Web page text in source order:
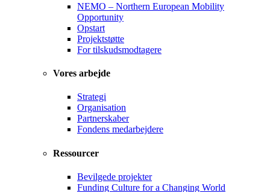
NEMO – Northern European Mobility
Opportunity
Opstart
Projektstøtte
For tilskudsmodtagere
Vores arbejde
Strategi
Organisation
Partnerskaber
Fondens medarbejdere
Ressourcer
Bevilgede projekter
Funding Culture for a Changing World